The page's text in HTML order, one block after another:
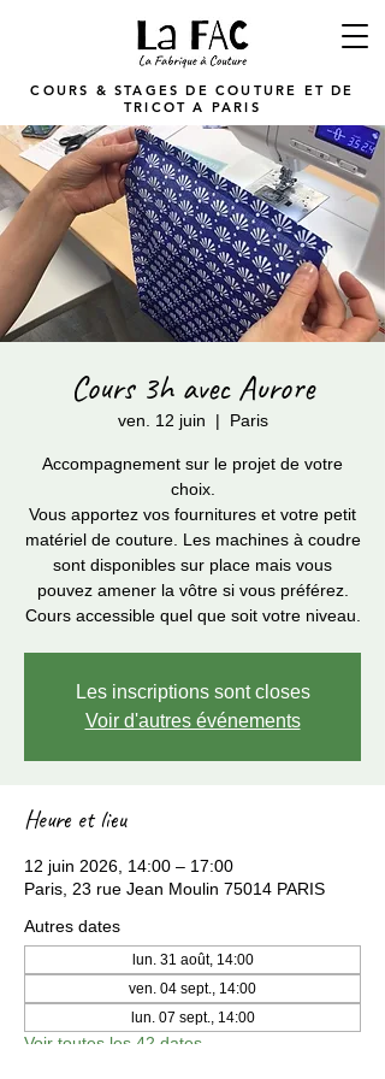
COURS & STAGES DE COUTURE ET DE
TRICOT A PARIS
Cours 3h avec Aurore
ven. 12 juin
  |
Paris
Accompagnement sur le projet de votre
choix.
Vous apportez vos fournitures et votre petit
matériel de couture. Les machines à coudre
sont disponibles sur place mais vous
pouvez amener la vôtre si vous préférez.
Cours accessible quel que soit votre niveau.
Les inscriptions sont closes
Voir d'autres événements
Heure et lieu
12 juin 2026, 14:00 – 17:00
Paris, 23 rue Jean Moulin 75014 PARIS
Autres dates
lun. 31 août, 14:00
ven. 04 sept., 14:00
lun. 07 sept., 14:00
Voir toutes les 42 dates